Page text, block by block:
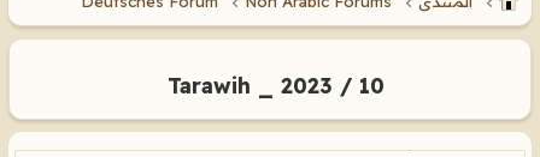
Tarawih _ 2023 / 10